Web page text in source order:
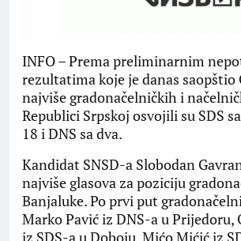
INFO – Prema preliminarnim
rezultatima koje je danas saopštio
najviše gradonačelničkih i
Republici Srpskoj osvojili su SDS
18 i DNS sa dva.
Kandidat SNSD-a Slobodan
najviše glasova za poziciju
Banjaluke. Po prvi put
Marko Pavić iz DNS-a u Prijedoru,
iz SDS-a u Doboju, Mićo Mićić iz